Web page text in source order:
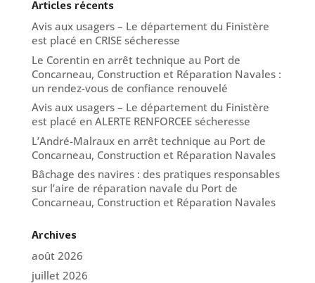
Articles récents
Avis aux usagers – Le département du Finistère
est placé en CRISE sécheresse
Le Corentin en arrêt technique au Port de
Concarneau, Construction et Réparation Navales :
un rendez-vous de confiance renouvelé
Avis aux usagers – Le département du Finistère
est placé en ALERTE RENFORCEE sécheresse
L’André-Malraux en arrêt technique au Port de
Concarneau, Construction et Réparation Navales
Bâchage des navires : des pratiques responsables
sur l’aire de réparation navale du Port de
Concarneau, Construction et Réparation Navales
Archives
août 2026
juillet 2026